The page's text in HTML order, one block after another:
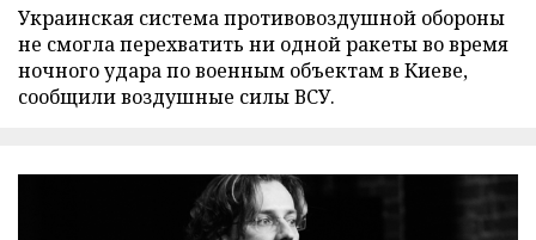
Украинская система противовоздушной обороны
не смогла перехватить ни одной ракеты во время
ночного удара по военным объектам в Киеве,
сообщили воздушные силы ВСУ.